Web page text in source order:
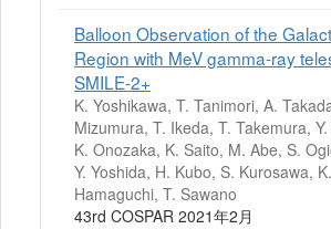
Balloon Observation of the
Region with MeV gamma-ray
SMILE-2+
K. Yoshikawa, T. Tanimori, A.
Mizumura, T. Ikeda, T. Takemura,
K. Onozaka, K. Saito, M. Abe, S.
Y. Yoshida, H. Kubo, S. Kurosawa,
Hamaguchi, T. Sawano
43rd COSPAR 2021年2月